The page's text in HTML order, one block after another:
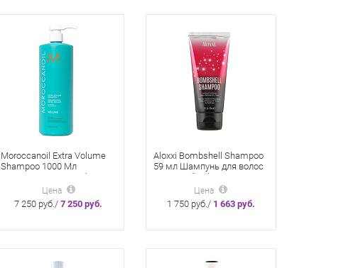
Moroccanoil Extra Volume
Shampoo 1000 Мл
Шампунь Экстра-Объем
Цена
7 250 руб./7 250 руб.
Aloxxi Bombshell Shampoo
59 мл Шампунь для волос
Взрывной Объем
Цена
1 750 руб./ 1 663 руб.